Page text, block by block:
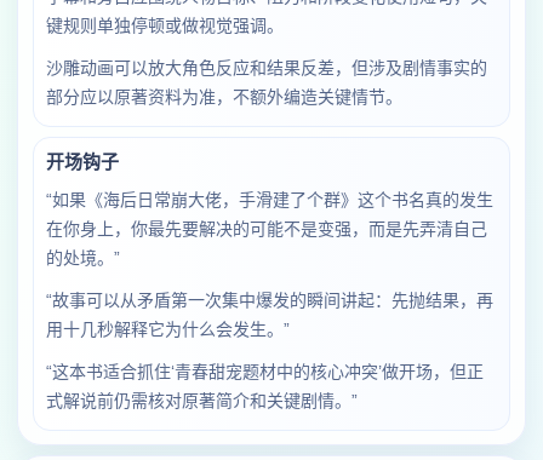
键规则单独停顿或做视觉强调。
沙雕动画可以放大角色反应和结果反差，但涉及剧情事实的
部分应以原著资料为准，不额外编造关键情节。
开场钩子
“如果《海后日常崩大佬，手滑建了个群》这个书名真的发生
在你身上，你最先要解决的可能不是变强，而是先弄清自己
的处境。”
“故事可以从矛盾第一次集中爆发的瞬间讲起：先抛结果，再
用十几秒解释它为什么会发生。”
“这本书适合抓住‘青春甜宠题材中的核心冲突’做开场，但正
式解说前仍需核对原著简介和关键剧情。”